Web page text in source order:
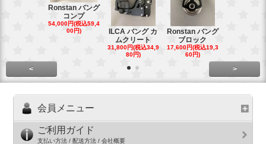
Ronstan バング
コンプ
54,000円(税込59,4
00円)
ILCA バング カ
ムクリート
31,800円(税込34,9
80円)
Ronstan バング
ブロック
17,600円(税込19,3
60円)
< >
会員メニュー
ご利用ガイド
支払い方法 / 配送方法 / 会社概要